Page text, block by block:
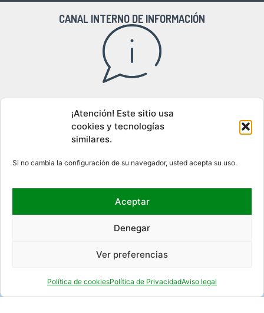
¡Atención! Este sitio usa
cookies y tecnologías
similares.
Si no cambia la configuración de su navegador, usted acepta su uso.
Aceptar
Denegar
Ver preferencias
Política de cookiesPolítica de PrivacidadAviso legal
CANAL INTERNO DE INFORMACIÓN
DÓNDE ESTAMOS